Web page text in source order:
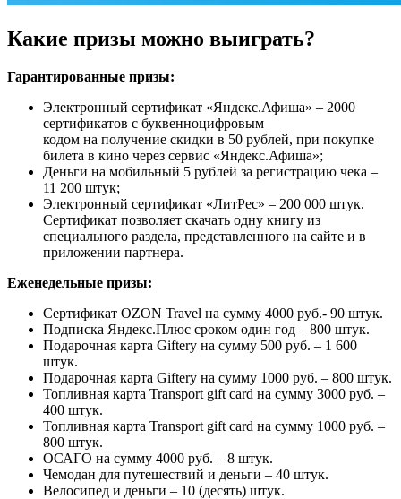
Какие призы можно выиграть?
Гарантированные призы:
Электронный сертификат «Яндекс.Афиша» – 2000
сертификатов с буквенноцифровым
кодом на получение скидки в 50 рублей, при покупке
билета в кино через сервис «Яндекс.Афиша»;
Деньги на мобильный 5 рублей за регистрацию чека –
11 200 штук;
Электронный сертификат «ЛитРес» – 200 000 штук.
Сертификат позволяет скачать одну книгу из
специального раздела, представленного на сайте и в
приложении партнера.
Еженедельные призы:
Сертификат OZON Travel на сумму 4000 руб.- 90 штук.
Подписка Яндекс.Плюс сроком один год – 800 штук.
Подарочная карта Giftery на сумму 500 руб. – 1 600
штук.
Подарочная карта Giftery на сумму 1000 руб. – 800 штук.
Топливная карта Transport gift card на сумму 3000 руб. –
400 штук.
Топливная карта Transport gift card на сумму 1000 руб. –
800 штук.
ОСАГО на сумму 4000 руб. – 8 штук.
Чемодан для путешествий и деньги – 40 штук.
Велосипед и деньги – 10 (десять) штук.